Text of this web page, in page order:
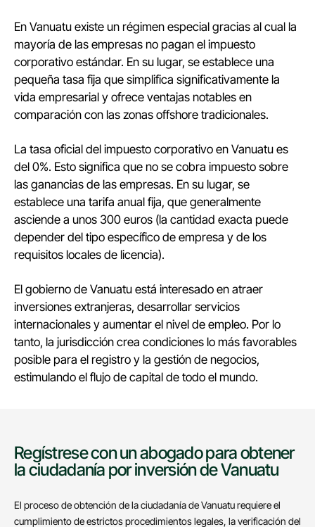
En Vanuatu existe un régimen especial gracias al cual la
mayoría de las empresas no pagan el impuesto
corporativo estándar. En su lugar, se establece una
pequeña tasa fija que simplifica significativamente la
vida empresarial y ofrece ventajas notables en
comparación con las zonas offshore tradicionales.
La tasa oficial del impuesto corporativo en Vanuatu es
del 0%. Esto significa que no se cobra impuesto sobre
las ganancias de las empresas. En su lugar, se
establece una tarifa anual fija, que generalmente
asciende a unos 300 euros (la cantidad exacta puede
depender del tipo específico de empresa y de los
requisitos locales de licencia).
El gobierno de Vanuatu está interesado en atraer
inversiones extranjeras, desarrollar servicios
internacionales y aumentar el nivel de empleo. Por lo
tanto, la jurisdicción crea condiciones lo más favorables
posible para el registro y la gestión de negocios,
estimulando el flujo de capital de todo el mundo.
Regístrese con un abogado para obtener
la ciudadanía por inversión de Vanuatu
El proceso de obtención de la ciudadanía de Vanuatu requiere el
cumplimiento de estrictos procedimientos legales, la verificación del